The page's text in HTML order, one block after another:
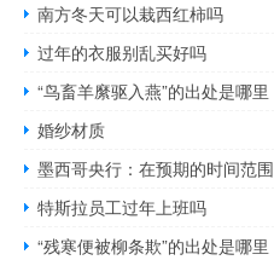
南方冬天可以栽西红柿吗
过年的衣服别乱买好吗
“鸟畜羊縻驱入燕”的出处是哪里
婚纱材质
特斯拉员工过年上班吗
“残寒便被柳条欺”的出处是哪里